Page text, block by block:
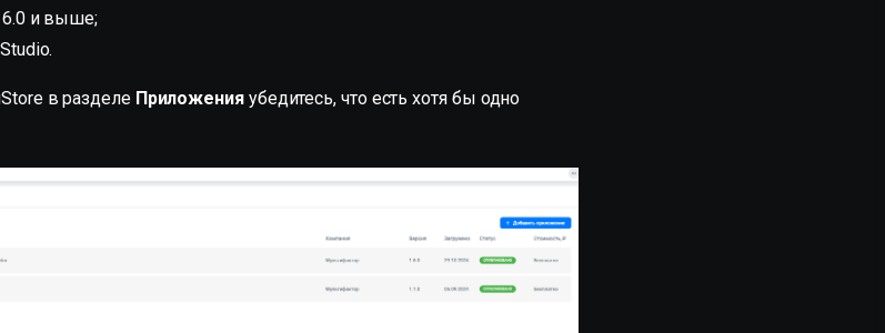
6.0 и выше;
в разделе Приложенияубедитесь, что есть хотя бы одно